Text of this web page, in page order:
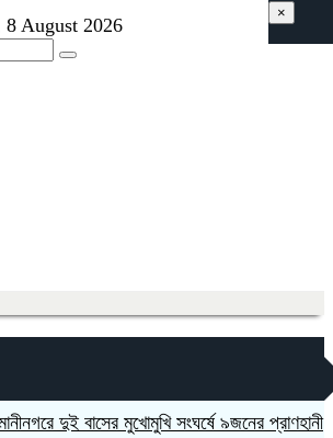
8 August 2026
দুই বাসের মুখোমুখি সংঘর্ষে ৯জনের প্রাণহানী
×